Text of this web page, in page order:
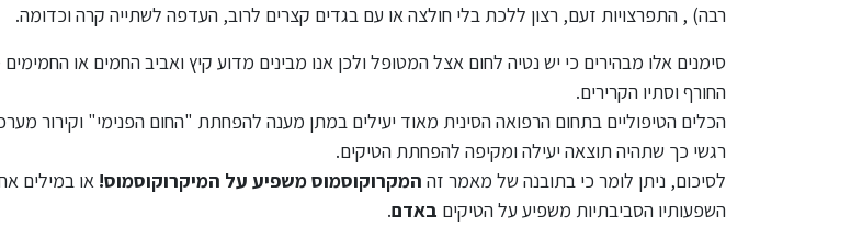
רבה) , התפרצויות זעם, רצון ללכת בלי חולצה או עם בגדים קצרים לרוב, העדפה לשתייה קרה וכדומה.
סימנים אלו מבהירים כי יש נטיה לחום אצל המטופל ולכן אנו מבינים מדוע קיץ ואביב החמים או
החורף וסתיו הקרירים.
הכלים הטיפוליים בתחום הרפואה הסינית מאוד יעילים במתן מענה להפחתת "החום הפנימי" וקירור
רגשי כך שתהיה תוצאה יעילה ומקיפה להפחתת הטיקים.
לסיכום, ניתן לומר כי בתובנה של מאמר זה המקרוקוסמוס משפיע על המיקרוקוסמוס! או במילים
השפעותיו הסביבתיות משפיע על הטיקים באדם.